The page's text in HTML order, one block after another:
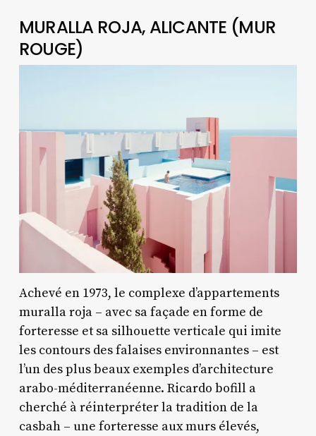
MURALLA ROJA, ALICANTE (MUR
ROUGE)
Achevé en 1973, le complexe d’appartements
muralla roja – avec sa façade en forme de
forteresse et sa silhouette verticale qui imite
les contours des falaises environnantes – est
l’un des plus beaux exemples d’architecture
arabo-méditerranéenne. Ricardo bofill a
cherché à réinterpréter la tradition de la
casbah – une forteresse aux murs élevés,